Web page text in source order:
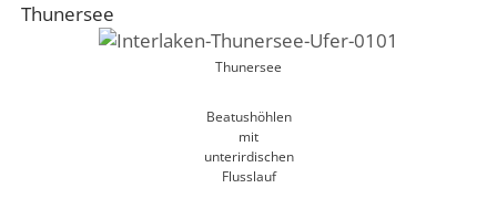
Thunersee
Thunersee
Beatushöhlen
mit
unterirdischen
Flusslauf